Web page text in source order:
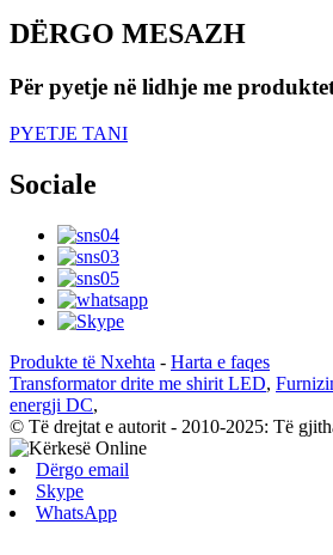
DËRGO MESAZH
Për pyetje në lidhje me
PYETJE TANI
Sociale
Produkte të Nxehta - Harta e faqes
Transformator drite me shirit LED,
energji DC,
© Të drejtat e autorit - 2010-2025: Të
Dërgo email
Skype
WhatsApp